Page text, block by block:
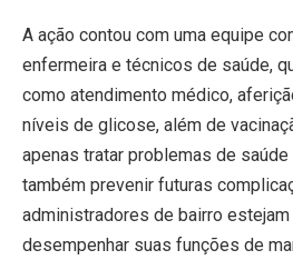
A ação contou com uma equipe
enfermeira e técnicos de saúde,
como atendimento médico,
níveis de glicose, além de
apenas tratar problemas de
também prevenir futuras
administradores de bairro
desempenhar suas funções de